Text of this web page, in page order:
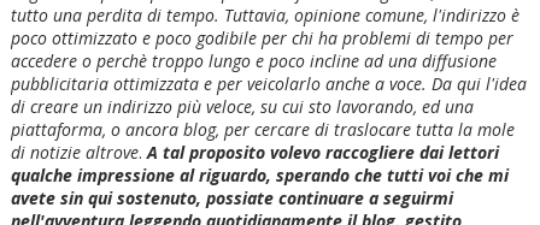
tutto una perdita di tempo. Tuttavia, opinione comune, l'indirizzo è
poco ottimizzato e poco godibile per chi ha problemi di tempo per
accedere o perchè troppo lungo e poco incline ad una diffusione
pubblicitaria ottimizzata e per veicolarlo anche a voce. Da qui l'idea
di creare un indirizzo più veloce, su cui sto lavorando, ed una
piattaforma, o ancora blog, per cercare di traslocare tutta la mole
di notizie altrove.A tal proposito volevo raccogliere dai lettori
qualche impressione al riguardo, sperando che tutti voi che mi
avete sin qui sostenuto, possiate continuare a seguirmi